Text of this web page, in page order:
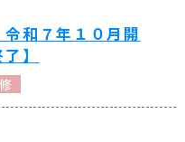
和７年１０月開
】